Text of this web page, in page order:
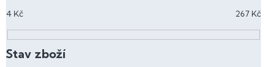
r
o
d
4 Kč 267 Kč